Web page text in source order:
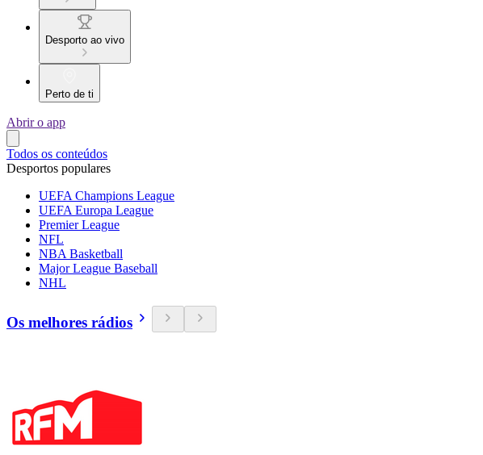
Desporto ao vivo
Perto de ti
Abrir o app
Todos os conteúdos
Desportos populares
UEFA Champions League
UEFA Europa League
Premier League
NFL
NBA Basketball
Major League Baseball
NHL
Os melhores rádios